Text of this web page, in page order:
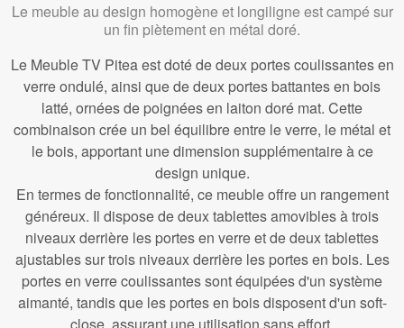
Le meuble au design homogène et longiligne est campé sur
un fin piètement en métal doré.
Le Meuble TV Pitea est doté de deux portes coulissantes en
verre ondulé, ainsi que de deux portes battantes en bois
latté, ornées de poignées en laiton doré mat. Cette
combinaison crée un bel équilibre entre le verre, le métal et
le bois, apportant une dimension supplémentaire à ce
design unique.
En termes de fonctionnalité, ce meuble offre un rangement
généreux. Il dispose de deux tablettes amovibles à trois
niveaux derrière les portes en verre et de deux tablettes
ajustables sur trois niveaux derrière les portes en bois. Les
portes en verre coulissantes sont équipées d'un système
aimanté, tandis que les portes en bois disposent d'un soft-